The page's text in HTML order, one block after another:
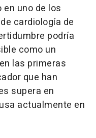
uno de los
cardiología de
podría
como un
las primeras
que han
supera en
actualmente en